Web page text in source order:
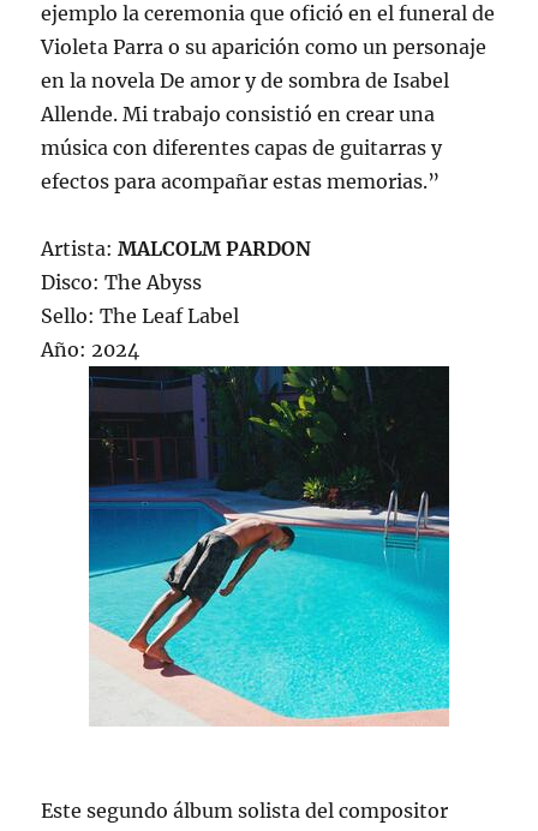
ejemplo la ceremonia que ofició en el funeral de
Violeta Parra o su aparición como un personaje
en la novela De amor y de sombra de Isabel
Allende. Mi trabajo consistió en crear una
música con diferentes capas de guitarras y
efectos para acompañar estas memorias.”
Artista:MALCOLM PARDON
Disco: The Abyss
Sello: The Leaf Label
Año: 2024
Este segundo álbum solista del compositor